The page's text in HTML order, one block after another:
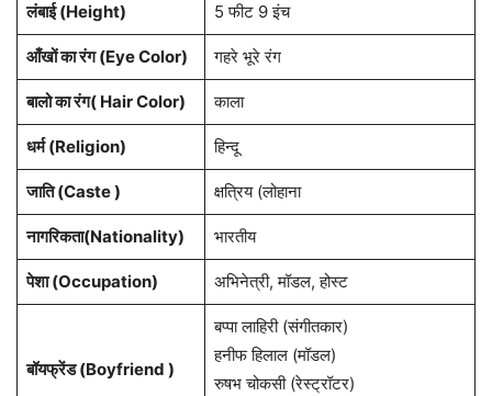
लंबाई (Height) 5 फीट 9 इंच
आँखों का रंग (Eye Color) गहरे भूरे रंग
बालो का रंग( Hair Color) काला
धर्म (Religion) हिन्दू
जाति (Caste ) क्षत्रिय (लोहाना
नागरिकता(Nationality) भारतीय
पेशा (Occupation) अभिनेत्री, मॉडल, होस्ट
बॉयफ्रेंड (Boyfriend )
बप्पा लाहिरी (संगीतकार)
हनीफ हिलाल (मॉडल)
रुषभ चोकसी (रेस्ट्रॉटर)